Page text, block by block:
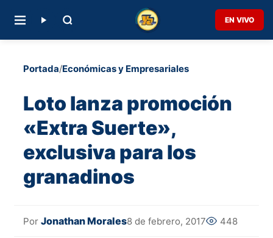
EN VIVO
Portada/Económicas y Empresariales
Loto lanza promoción
«Extra Suerte»,
exclusiva para los
granadinos
Por Jonathan Morales8 de febrero, 2017 448